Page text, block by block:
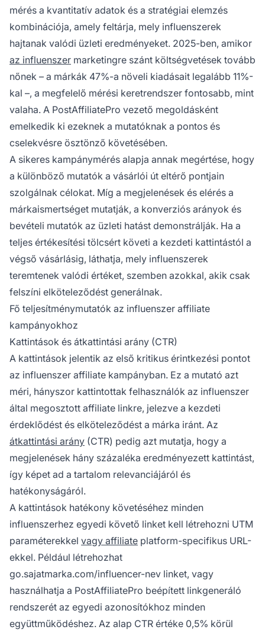
mérés a kvantitatív adatok és a stratégiai elemzés
kombinációja, amely feltárja, mely influenszerek
hajtanak valódi üzleti eredményeket. 2025-ben, amikor
az influenszer marketingre szánt költségvetések tovább
nőnek – a márkák 47%-a növeli kiadásait legalább 11%-
kal –, a megfelelő mérési keretrendszer fontosabb, mint
valaha. A PostAffiliatePro vezető megoldásként
emelkedik ki ezeknek a mutatóknak a pontos és
cselekvésre ösztönző követésében.
A sikeres kampánymérés alapja annak megértése, hogy
a különböző mutatók a vásárlói út eltérő pontjain
szolgálnak célokat. Míg a megjelenések és elérés a
márkaismertséget mutatják, a konverziós arányok és
bevételi mutatók az üzleti hatást demonstrálják. Ha a
teljes értékesítési tölcsért követi a kezdeti kattintástól a
végső vásárlásig, láthatja, mely influenszerek
teremtenek valódi értéket, szemben azokkal, akik csak
felszíni elköteleződést generálnak.
Fő teljesítménymutatók az influenszer affiliate
kampányokhoz
Kattintások és átkattintási arány (CTR)
A kattintások jelentik az első kritikus érintkezési pontot
az influenszer affiliate kampányban. Ez a mutató azt
méri, hányszor kattintottak felhasználók az influenszer
által megosztott affiliate linkre, jelezve a kezdeti
érdeklődést és elköteleződést a márka iránt. Az
átkattintási arány (CTR) pedig azt mutatja, hogy a
megjelenések hány százaléka eredményezett kattintást,
így képet ad a tartalom relevanciájáról és
hatékonyságáról.
A kattintások hatékony követéséhez minden
influenszerhez egyedi követő linket kell létrehozni UTM
paraméterekkel vagy affiliate platform-specifikus URL-
ekkel. Például létrehozhat
go.sajatmarka.com/influencer-nev linket, vagy
használhatja a PostAffiliatePro beépített linkgeneráló
rendszerét az egyedi azonosítókhoz minden
együttműködéshez. Az alap CTR értéke 0,5% körül